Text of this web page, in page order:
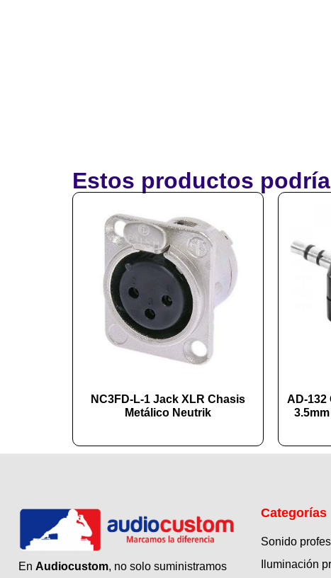
Estos productos
NC3FD-L-1 Jack XLR Chasis
Metálico Neutrik
AD-132
En Audiocustom, no solo suministramos
Categorías
Sonido
Iluminación